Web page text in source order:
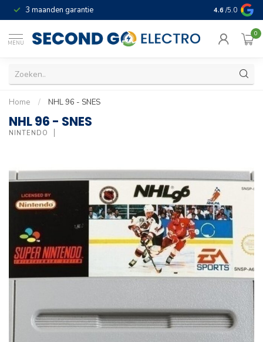
3 maanden garantie Geld terug
4.6 /5.0
MENU
0
Home / NHL 96 - SNES
NHL 96 - SNES
NINTENDO